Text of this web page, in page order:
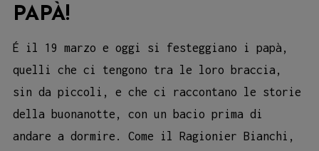
PAPÀ!
É il 19 marzo e oggi si festeggiano i papà,
quelli che ci tengono tra le loro braccia,
sin da piccoli, e che ci raccontano le storie
della buonanotte, con un bacio prima di
andare a dormire. Come il Ragionier Bianchi,